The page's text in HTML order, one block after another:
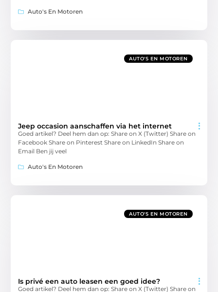
Auto's En Motoren
AUTO'S EN MOTOREN
Jeep occasion aanschaffen via het internet
Goed artikel? Deel hem dan op: Share on X (Twitter) Share on
Facebook Share on Pinterest Share on LinkedIn Share on
Email Ben jij veel
Auto's En Motoren
AUTO'S EN MOTOREN
Is privé een auto leasen een goed idee?
Goed artikel? Deel hem dan op: Share on X (Twitter) Share on